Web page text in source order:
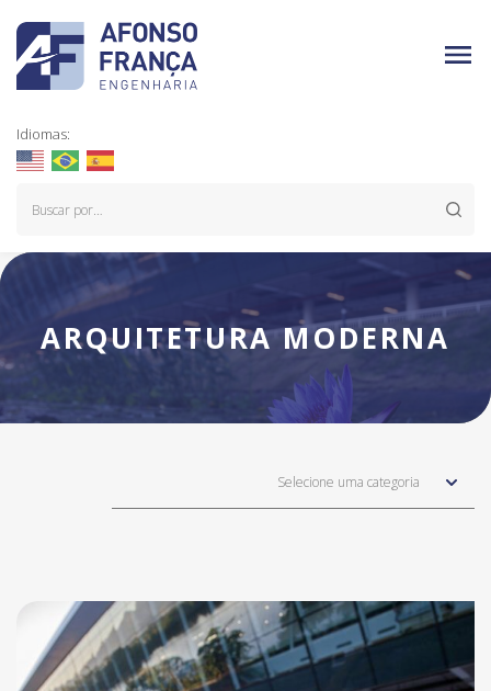
Idiomas:
ARQUITETURA MODERNA
Selecione uma categoria